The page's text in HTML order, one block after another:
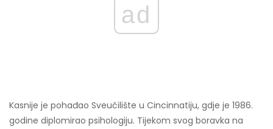
ad
Kasnije je pohađao Sveučilište u Cincinnatiju, gdje je 1986.
godine diplomirao psihologiju. Tijekom svog boravka na